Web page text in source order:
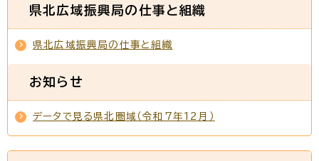
県北広域振興局の仕事と組織
県北広域振興局の仕事と組織
お知らせ
データで見る県北圏域（令和7年12月）